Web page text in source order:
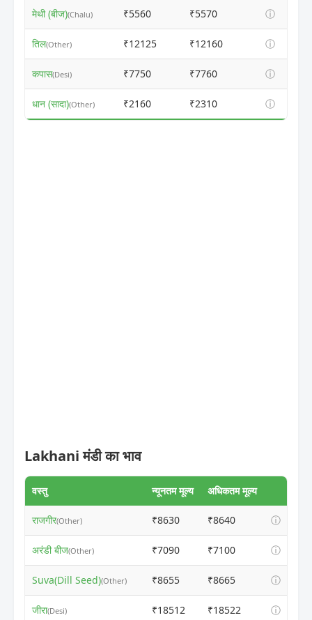
मेथी (बीज)(Chalu) ₹5560 ₹5570 ⓘ
तिल(Other) ₹12125 ₹12160 ⓘ
कपास(Desi) ₹7750 ₹7760 ⓘ
धान (सादा)(Other) ₹2160 ₹2310 ⓘ
Lakhani मंडी का भाव
वस्तु न्यूनतम मूल्य अधिकतम मूल्य
राजगीर(Other) ₹8630 ₹8640 ⓘ
अरंडी बीज(Other) ₹7090 ₹7100 ⓘ
Suva(Dill Seed)(Other) ₹8655 ₹8665 ⓘ
जीरा(Desi) ₹18512 ₹18522 ⓘ